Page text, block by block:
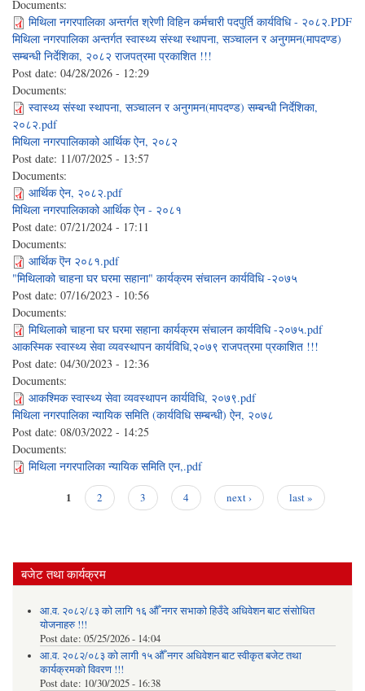
Documents:
मिथिला नगरपालिका अन्तर्गत श्रेणी विहिन कर्मचारी पदपुर्ति कार्यविधि - २०८२.PDF
मिथिला नगरपालिका अन्तर्गत स्वास्थ्य संस्था स्थापना, सञ्चालन र अनुगमन(मापदण्ड)
सम्बन्धी निर्देशिका, २०८२ राजपत्रमा प्रकाशित !!!
Post date: 04/28/2026 - 12:29
Documents:
स्वास्थ्य संस्था स्थापना, सञ्चालन र अनुगमन(मापदण्ड) सम्बन्धी निर्देशिका,
२०८२.pdf
मिथिला नगरपालिकाको आर्थिक ऐन, २०८२
Post date: 11/07/2025 - 13:57
Documents:
आर्थिक ऐन, २०८२.pdf
मिथिला नगरपालिकाको आर्थिक ऐन - २०८१
Post date: 07/21/2024 - 17:11
Documents:
आर्थिक ऎन २०८१.pdf
"मिथिलाको चाहना घर घरमा सहाना" कार्यक्रम संचालन कार्यविधि -२०७५
Post date: 07/16/2023 - 10:56
Documents:
मिथिलाको चाहना घर घरमा सहाना कार्यक्रम संचालन कार्यविधि -२०७५.pdf
आकस्मिक स्वास्थ्य सेवा व्यवस्थापन कार्यविधि,२०७९ राजपत्रमा प्रकाशित !!!
Post date: 04/30/2023 - 12:36
Documents:
आकश्मिक स्वास्थ्य सेवा व्यवस्थापन कार्यविधि, २०७९.pdf
मिथिला नगरपालिका न्यायिक समिति (कार्यविधि सम्बन्धी) ऐन, २०७८
Post date: 08/03/2022 - 14:25
Documents:
मिथिला नगरपालिका न्यायिक समिति एन,.pdf
1 2 3 4 next › last »
बजेट तथा कार्यक्रम
आ.व. २०८२/८३ को लागि १६ औँ नगर सभाको हिउँदे अधिवेशन बाट संसोधित
योजनाहरु !!!
Post date: 05/25/2026 - 14:04
आ.व. २०८२/०८३ को लागी १५ औँ नगर अधिवेशन बाट स्वीकृत बजेट तथा
कार्यक्रमको विवरण !!!
Post date: 10/30/2025 - 16:38